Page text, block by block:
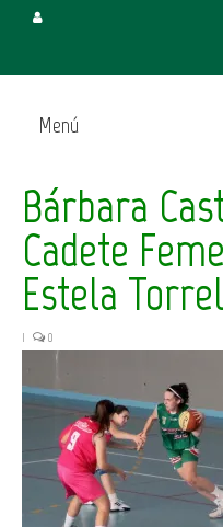
Menú
Inicio
Juega en CBT
Campus de Verano
Bárbara
Cadete
Estela
| 0